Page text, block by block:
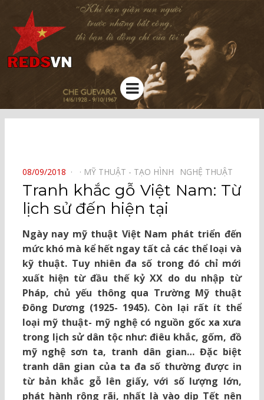
Kênh chia sẻ tri thức cộng đồng
Menu
POSTED
ON
08/09/2018 MỸ THUẬT - TẠO HÌNH⠀ NGHỆ THUẬT⠀
Tranh khắc gỗ Việt Nam: Từ
lịch sử đến hiện tại
Ngày nay mỹ thuật Việt Nam phát triển đến
mức khó mà kể hết ngay tất cả các thể loại và
kỹ thuật. Tuy nhiên đa số trong đó chỉ mới
xuất hiện từ đầu thế kỷ XX do du nhập từ
Pháp, chủ yếu thông qua Trường Mỹ thuật
Đông Dương (1925- 1945). Còn lại rất ít thể
loại mỹ thuật- mỹ nghệ có nguồn gốc xa xưa
trong lịch sử dân tộc như: điêu khắc, gốm, đồ
mỹ nghệ sơn ta, tranh dân gian… Đặc biệt
tranh dân gian của ta đa số thường được in
từ bản khắc gỗ lên giấy, với số lượng lớn,
phát hành rộng rãi, nhất là vào dịp Tết nên